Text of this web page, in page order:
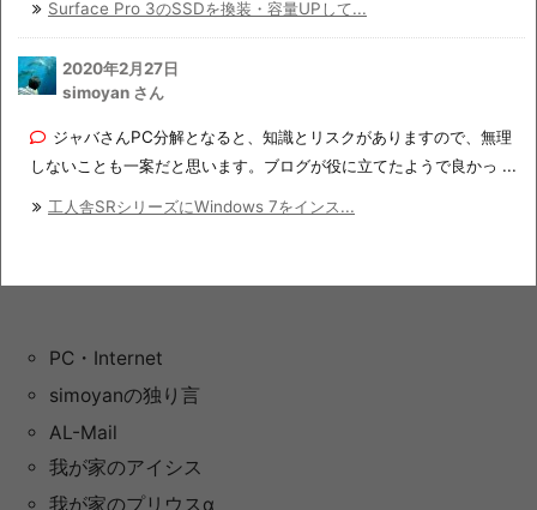
Surface Pro 3のSSDを換装・容量UPして...
2020年2月27日
simoyan さん
ジャバさんPC分解となると、知識とリスクがありますので、無理
しないことも一案だと思います。ブログが役に立てたようで良かっ ...
工人舎SRシリーズにWindows 7をインス...
PC・Internet
simoyanの独り言
AL-Mail
我が家のアイシス
我が家のプリウスα